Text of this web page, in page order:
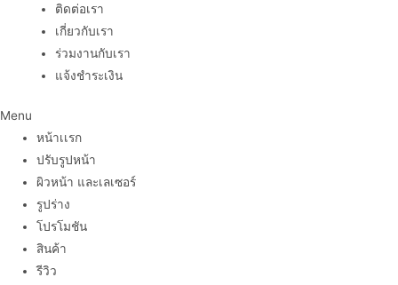
ติดต่อเรา
เกี่ยวกับเรา
ร่วมงานกับเรา
แจ้งชำระเงิน
Menu
หน้าเเรก
ปรับรูปหน้า
ผิวหน้า และเลเซอร์
รูปร่าง
โปรโมชัน
สินค้า
รีวิว